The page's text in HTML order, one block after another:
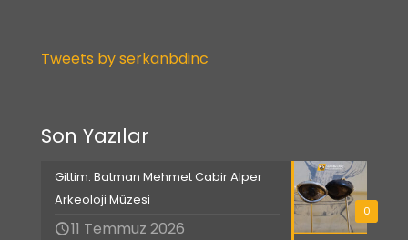
Tweets by serkanbdinc
Son Yazılar
0
Gittim: Batman Mehmet Cabir Alper
Arkeoloji Müzesi
11 Temmuz 2026